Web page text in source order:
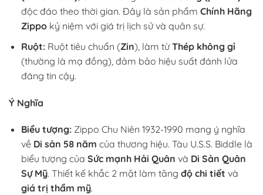
độc đáo theo thời gian. Đây là sản phẩm Chính Hãng
Zippokỷ niệm với giá trị lịch sử và quân sự.
Ruột:Ruột tiêu chuẩn (Zin), làm từThép không gỉ
(thường là mạ đồng), đảm bảo hiệu suất đánh lửa
đáng tin cậy.
Ý Nghĩa
Biểu tượng:Zippo Chu Niên 1932-1990 mang ý nghĩa
về Di sản 58 năm của thương hiệu. Tàu U.S.S. Biddle là
biểu tượng của Sức mạnh Hải Quân và Di Sản Quân
Sự Mỹ. Thiết kế khắc 2 mặt làm tăng độ chi tiết và
giá trị thẩm mỹ.